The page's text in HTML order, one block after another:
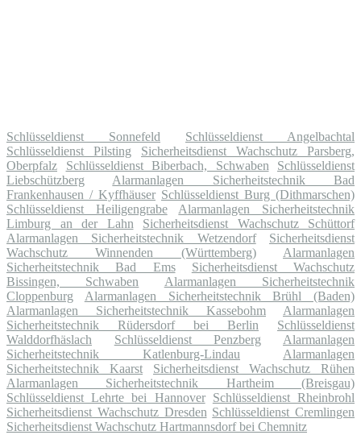
Schlüsseldienst Sonnefeld
Schlüsseldienst Angelbachtal
Schlüsseldienst Pilsting
Sicherheitsdienst Wachschutz Parsberg,
Oberpfalz
Schlüsseldienst Biberbach, Schwaben
Schlüsseldienst
Liebschützberg
Alarmanlagen Sicherheitstechnik Bad
Frankenhausen / Kyffhäuser Schlüsseldienst Burg (Dithmarschen)
Schlüsseldienst Heiligengrabe
Alarmanlagen Sicherheitstechnik
Limburg an der Lahn
Sicherheitsdienst Wachschutz Schüttorf
Alarmanlagen Sicherheitstechnik Wetzendorf
Sicherheitsdienst
Wachschutz Winnenden (Württemberg)
Alarmanlagen
Sicherheitstechnik Bad Ems
Sicherheitsdienst Wachschutz
Bissingen, Schwaben
Alarmanlagen Sicherheitstechnik
Cloppenburg
Alarmanlagen Sicherheitstechnik Brühl (Baden)
Alarmanlagen Sicherheitstechnik Kassebohm
Alarmanlagen
Sicherheitstechnik Rüdersdorf bei Berlin
Schlüsseldienst
Walddorfhäslach
Schlüsseldienst Penzberg
Alarmanlagen
Sicherheitstechnik Katlenburg-Lindau
Alarmanlagen
Sicherheitstechnik Kaarst
Sicherheitsdienst Wachschutz Rühen
Alarmanlagen Sicherheitstechnik Hartheim (Breisgau)
Schlüsseldienst Lehrte bei Hannover
Schlüsseldienst Rheinbrohl
Sicherheitsdienst Wachschutz Dresden Schlüsseldienst Cremlingen
Sicherheitsdienst Wachschutz Hartmannsdorf bei Chemnitz